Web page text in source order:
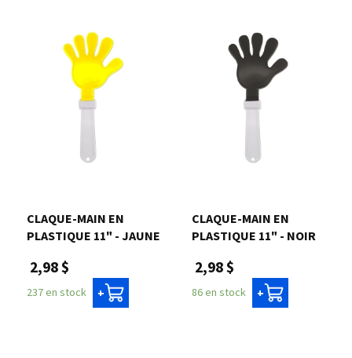
CLAQUE-MAIN EN
PLASTIQUE 11" - JAUNE
2,98 $
237 en stock +
CLAQUE-MAIN EN
PLASTIQUE 11" - NOIR
2,98 $
86 en stock +